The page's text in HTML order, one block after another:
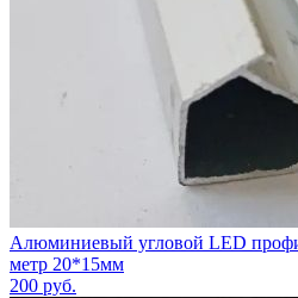
Алюминиевый угловой LED
метр 20*15мм
200 руб.